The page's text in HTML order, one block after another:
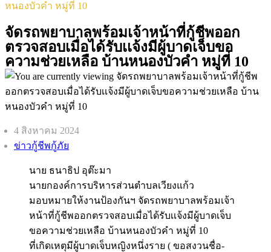
หนองบัวคำ หมู่ที่ 10
จัดรถพยาบาลพร้อมเจ้าหน้าที่กู้ชีพออก
ตรวจสอบเมื่อได้รับเเจ้งมีผู้บาดเจ็บขอ
ความช่วยเหลือ บ้านหนองบัวคำ หมู่ที่ 10
4 สิงหาคม 2024
ข่าวกู้ชีพกู้ภัย
นาย ธนาธิป อุต๊ะมา
นายกองค์การบริหารส่วนตำบลเวียงแก้ว
มอบหมายให้งานป้องกันฯ จัดรถพยาบาลพร้อมเจ้า
หน้าที่กู้ชีพออกตรวจสอบเมื่อได้รับเเจ้งมีผู้บาดเจ็บ
ขอความช่วยเหลือ บ้านหนองบัวคำ หมู่ที่ 10
ที่เกิดเหตุมีผู้บาดเจ็บหญิงหนึ่งราย ( ขอสงวนชื่อ-